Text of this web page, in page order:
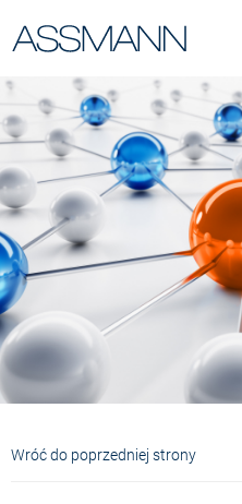
Wróć do poprzedniej strony